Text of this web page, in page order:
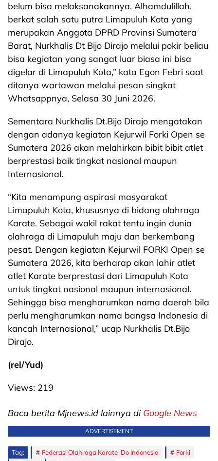
belum bisa melaksanakannya. Alhamdulillah,
berkat salah satu putra Limapuluh Kota yang
merupakan Anggota DPRD Provinsi Sumatera
Barat, Nurkhalis Dt Bijo Dirajo melalui pokir beliau
bisa kegiatan yang sangat luar biasa ini bisa
digelar di Limapuluh Kota,” kata Egon Febri saat
ditanya wartawan melalui pesan singkat
Whatsappnya, Selasa 30 Juni 2026.
Sementara Nurkhalis Dt.Bijo Dirajo mengatakan
dengan adanya kegiatan Kejurwil Forki Open se
Sumatera 2026 akan melahirkan bibit bibit atlet
berprestasi baik tingkat nasional maupun
Internasional.
“Kita menampung aspirasi masyarakat
Limapuluh Kota, khususnya di bidang olahraga
Karate. Sebagai wakil rakat tentu ingin dunia
olahraga di Limapuluh maju dan berkembang
pesat. Dengan kegiatan Kejurwil FORKI Open se
Sumatera 2026, kita berharap akan lahir atlet
atlet Karate berprestasi dari Limapuluh Kota
untuk tingkat nasional maupun internasional.
Sehingga bisa mengharumkan nama daerah bila
perlu mengharumkan nama bangsa Indonesia di
kancah Internasional,” ucap Nurkhalis Dt.Bijo
Dirajo.
(rel/Yud)
Views: 219
Baca berita Mjnews.id lainnya di Google News
ADVERTISEMENT
Tag: Federasi Olahraga Karate-Do Indonesia
Forki